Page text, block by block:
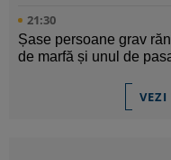
21:30
Șase persoane grav
de marfă și unul de
VEZI